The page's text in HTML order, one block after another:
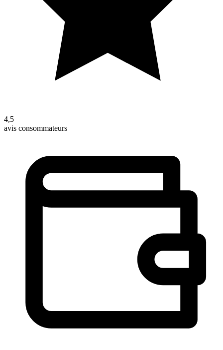
4,5
avis consommateurs